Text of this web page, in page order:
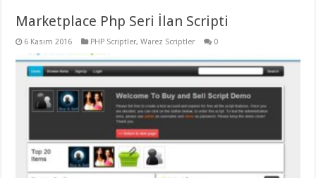
hilesi,
instagram
takipçi
Marketplace Php Seri İlan Scripti
6 Kasım 2016 PHP Scriptler,Warez Scriptler 0